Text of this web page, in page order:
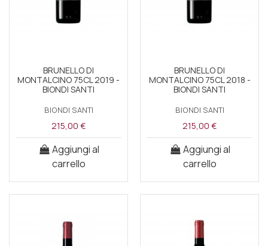
BRUNELLO DI
MONTALCINO 75CL 2019 -
BIONDI SANTI
BIONDI SANTI
215,00 €
Aggiungi al
carrello
BRUNELLO DI
MONTALCINO 75CL 2018 -
BIONDI SANTI
BIONDI SANTI
215,00 €
Aggiungi al
carrello